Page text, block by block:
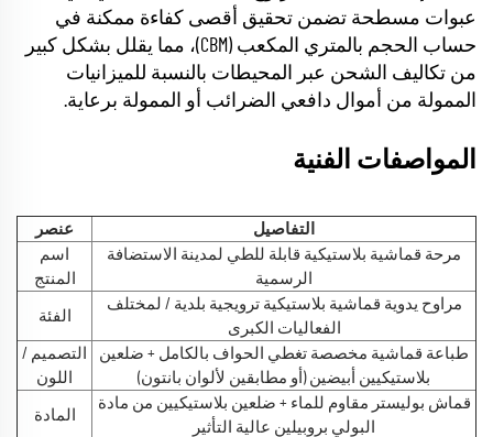
عبوات مسطحة تضمن تحقيق أقصى كفاءة ممكنة في
حساب الحجم بالمتري المكعب (CBM)، مما يقلل بشكل كبير
من تكاليف الشحن عبر المحيطات بالنسبة للميزانيات
الممولة من أموال دافعي الضرائب أو الممولة برعاية.
المواصفات الفنية
عنصر
التفاصيل
اسم
المنتج
مرحة قماشية بلاستيكية قابلة للطي لمدينة الاستضافة
الرسمية
الفئة
مراوح يدوية قماشية بلاستيكية ترويجية بلدية / لمختلف
الفعاليات الكبرى
التصميم /
اللون
طباعة قماشية مخصصة تغطي الحواف بالكامل + ضلعين
بلاستيكيين أبيضين (أو مطابقين لألوان بانتون)
المادة
قماش بوليستر مقاوم للماء + ضلعين بلاستيكيين من مادة
البولي بروبيلين عالية التأثير